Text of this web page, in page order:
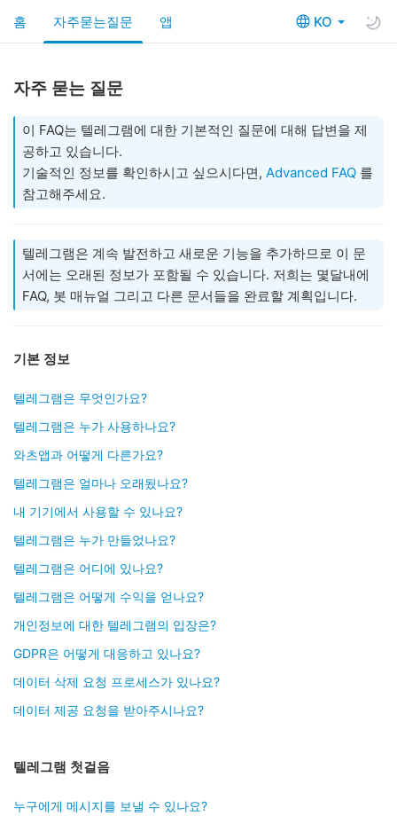
KO
홈 자주묻는질문 앱
자주 묻는 질문
이 FAQ는 텔레그램에 대한 기본적인 질문에 대해 답변을 제
공하고 있습니다.
기술적인 정보를 확인하시고 싶으시다면, Advanced FAQ 를
참고해주세요.
텔레그램은 계속 발전하고 새로운 기능을 추가하므로 이 문
서에는 오래된 정보가 포함될 수 있습니다. 저희는 몇달내에
FAQ, 봇 매뉴얼 그리고 다른 문서들을 완료할 계획입니다.
기본 정보
텔레그램은 무엇인가요?
텔레그램은 누가 사용하나요?
와츠앱과 어떻게 다른가요?
텔레그램은 얼마나 오래됬나요?
내 기기에서 사용할 수 있나요?
텔레그램은 누가 만들었나요?
텔레그램은 어디에 있나요?
텔레그램은 어떻게 수익을 얻나요?
개인정보에 대한 텔레그램의 입장은?
GDPR은 어떻게 대응하고 있나요?
데이터 삭제 요청 프로세스가 있나요?
데이터 제공 요청을 받아주시나요?
텔레그램 첫걸음
누구에게 메시지를 보낼 수 있나요?